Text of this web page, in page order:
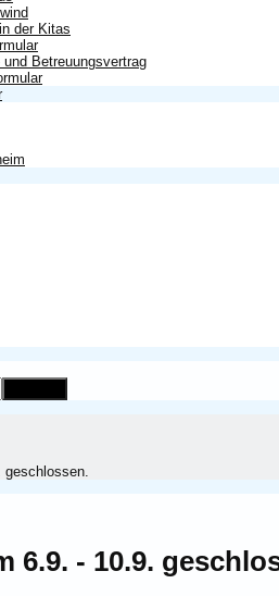
der Kitas
und Betreuungsvertrag
geschlossen.
6.9. - 10.9.